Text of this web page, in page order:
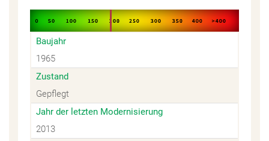
Baujahr
1965
Zustand
Gepflegt
Jahr der letzten Modernisierung
2013